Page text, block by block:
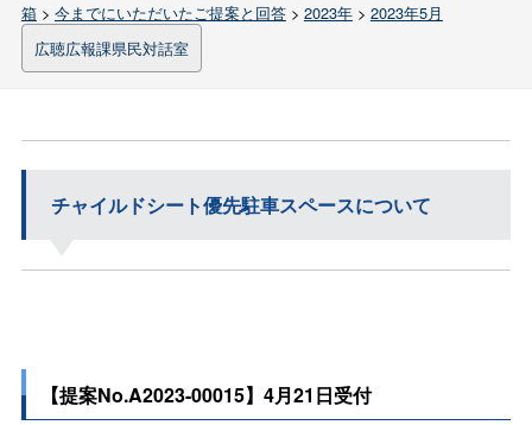
箱> 今までにいただいたご提案と回答> 2023年> 2023年5月
広聴広報課県民対話室
チャイルドシート優先駐車スペースについて
【提案No.A2023-00015】4月21日受付